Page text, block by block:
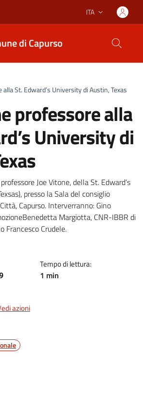
Lingua attiva:
ITA
di Capurso
alla St. Edward’s University di Austin, Texas
professore alla
University di
notizia
Joe Vitone, della St. Edward’s
presso la Sala del consiglio
Capurso. Interverranno: Gino
Margiotta, CNR-IBBR di
Francesco Crudele.
Tempo di lettura:
1 min
azioni